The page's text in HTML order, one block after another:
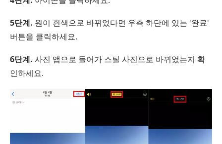
5단계. 원이 흰색으로 바뀌었다면 우측 하단에 있는 '완료'
버튼을 클릭하세요.
6단계. 사진 앱으로 들어가 스틸 사진으로 바뀌었는지 확
인하세요.